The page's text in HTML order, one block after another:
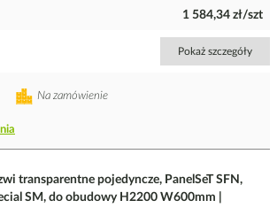
1 584,34 zł/szt
Pokaż szczegóły
Na zamówienie
transparentne pojedyncze, PanelSeT SFN,
SM, do obudowy H2200 W600mm |